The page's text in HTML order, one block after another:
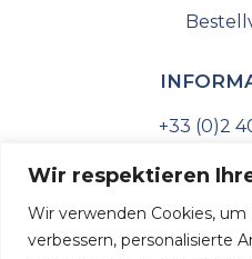
Wir respektieren
Wir verwenden Cookies, um
verbessern, personalisierte
+33 (0)2
ITSF-